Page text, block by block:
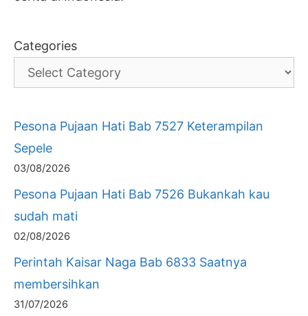
Categories
Pesona Pujaan Hati Bab 7527 Keterampilan
Sepele
03/08/2026
Pesona Pujaan Hati Bab 7526 Bukankah kau
sudah mati
02/08/2026
Perintah Kaisar Naga Bab 6833 Saatnya
membersihkan
31/07/2026